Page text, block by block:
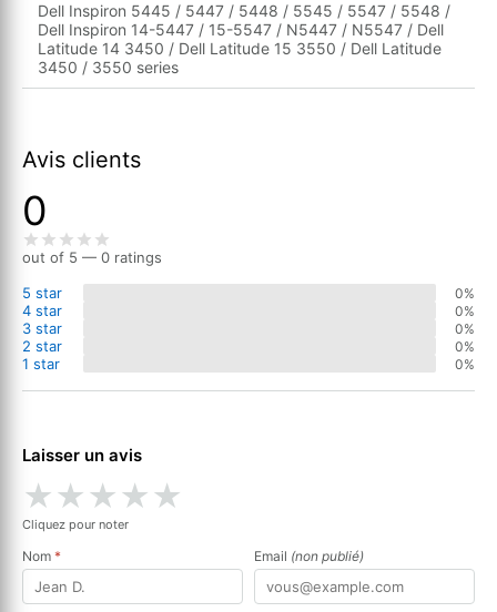
Dell Inspiron 5445 / 5447 / 5448 / 5545 / 5547 / 5548 /
Dell Inspiron 14-5447 / 15-5547 / N5447 / N5547 / Dell
Latitude 14 3450 / Dell Latitude 15 3550 / Dell Latitude
3450 / 3550 series
Avis clients
0
out of 5 — 0 ratings
5 star
0%
4 star 0%
3 star 0%
2 star 0%
1 star 0%
Laisser un avis
★★★★★
Cliquez pour noter
Nom * Email (non publié)